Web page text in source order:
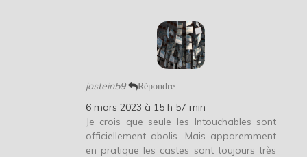
jostein59 Répondre
6 mars 2023 à 15 h 57 min
Je crois que seule les Intouchables sont
officiellement abolis. Mais apparemment
en pratique les castes sont toujours très